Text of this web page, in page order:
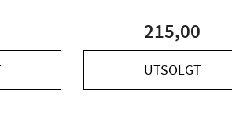
215,00
UTSOLGT